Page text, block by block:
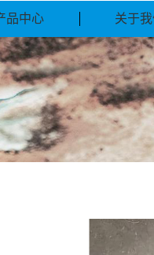
品中心 关于